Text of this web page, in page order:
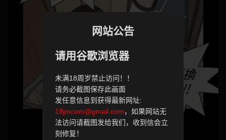
网站公告
请用谷歌浏览器
未满18周岁禁止访问！！
请务必截图保存此画面
发任意信息到获得最新网址:
18jmcom@gmail.com，如果网站无
法访问请截图发给我们，收到信会立
刻修复！